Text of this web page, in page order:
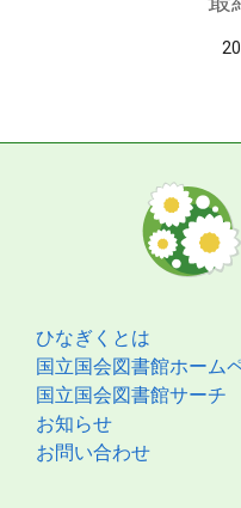
ひなぎくとは
国立国会図書館ホーム
国立国会図書館サーチ
お知らせ
お問い合わせ